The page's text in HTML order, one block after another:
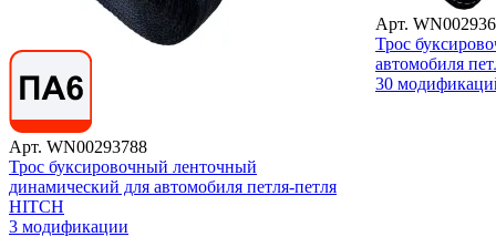
Арт. WN00293788
Трос буксировочный ленточный
динамический для автомобиля петля-петля
HITCH
3 модификации
Арт.
Трос
автомобиля
30